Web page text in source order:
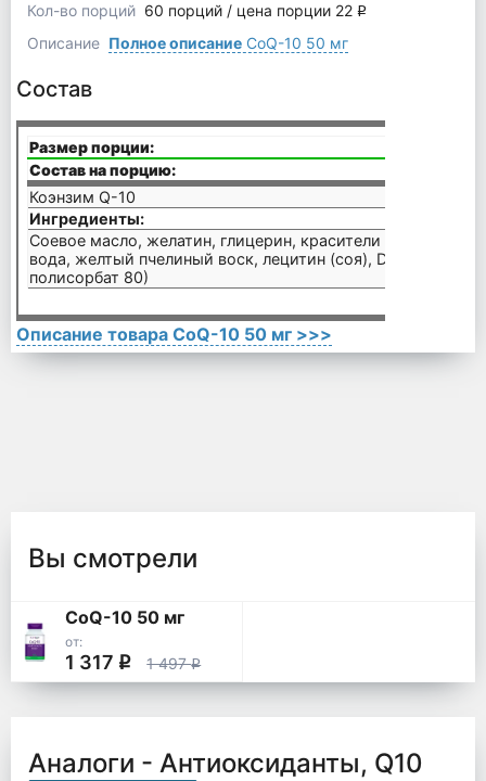
Кол-во порций 60 порций / цена порции 22 q
Описание Полное описаниеCoQ-10 50 мг
Состав
Размер порции:
Состав на порцию:
Коэнзим Q-10
Ингредиенты:
Соевое масло, желатин, глицерин, красители (диоксид
вода, желтый пчелиный воск, лецитин (соя), D-альфа
полисорбат 80)
Описание товара CoQ-10 50 мг >>>
Вы смотрели
CoQ-10 50 мг
от:
1 317 q 1 497q
Аналоги - Антиоксиданты, Q10